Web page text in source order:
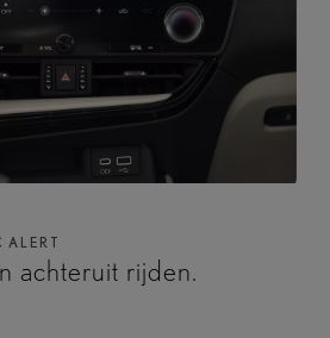
ALERT
achteruit rijden.